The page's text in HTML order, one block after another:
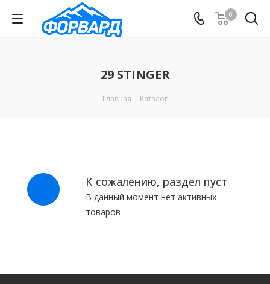
0
29 STINGER
Главная - Каталог
К сожалению, раздел пуст
В данный момент нет активных
товаров